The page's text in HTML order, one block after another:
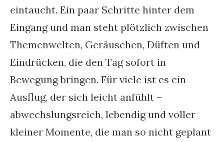
eintaucht. Ein paar Schritte hinter dem
Eingang und man steht plötzlich zwischen
Themenwelten, Geräuschen, Düften und
Eindrücken, die den Tag sofort in
Bewegung bringen. Für viele ist es ein
Ausflug, der sich leicht anfühlt –
abwechslungsreich, lebendig und voller
kleiner Momente, die man so nicht geplant